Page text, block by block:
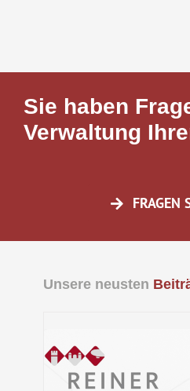
Sie haben
Verwaltung
FRAGEN
Unsere neusten